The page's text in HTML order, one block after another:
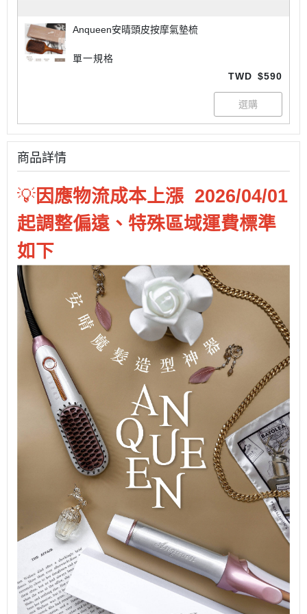
Anqueen安晴頭皮按摩氣墊梳
單一規格
TWD $590
商品詳情
💡因應物流成本上漲 2026/04/01
起調整偏遠、特殊區域運費標準
如下